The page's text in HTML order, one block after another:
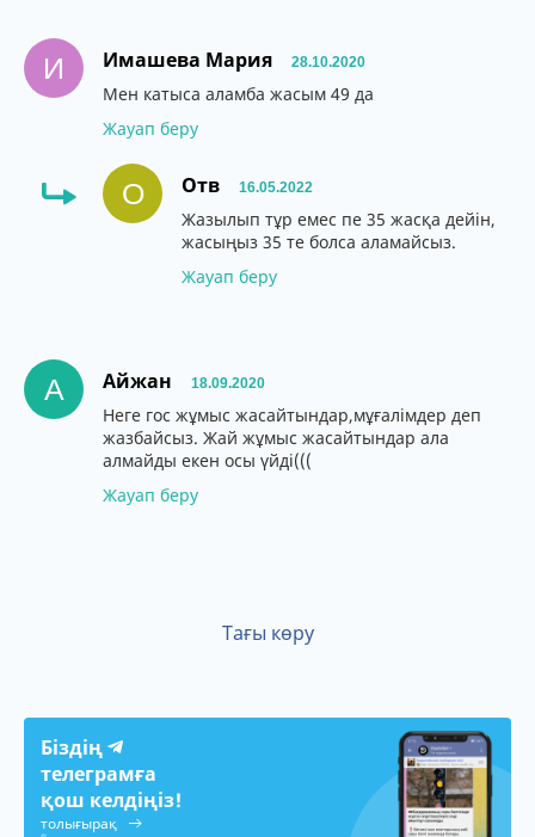
И Имашева Мария 28.10.2020
Мен катыса аламба жасым 49 да
Жауап беру
О Отв 16.05.2022
Жазылып тұр емес пе 35 жасқа дейін,
жасыңыз 35 те болса аламайсыз.
Жауап беру
А Айжан 18.09.2020
Неге гос жұмыс жасайтындар,мұғалімдер деп
жазбайсыз. Жай жұмыс жасайтындар ала
алмайды екен осы үйді(((
Жауап беру
Тағы көру
Біздің
телеграмға
қош келдіңіз!
толығырақ